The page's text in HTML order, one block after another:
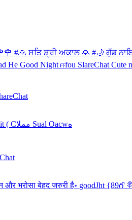
#🙏 ਸਤਿ ਸ਼੍ਰੀ ਅਕਾਲ 🙏 #🌙 ਗੁੱਡ